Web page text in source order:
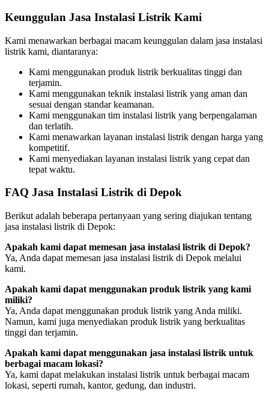
Keunggulan Jasa Instalasi Listrik Kami
Kami menawarkan berbagai macam keunggulan dalam jasa instalasi
listrik kami, diantaranya:
Kami menggunakan produk listrik berkualitas tinggi dan
terjamin.
Kami menggunakan teknik instalasi listrik yang aman dan
sesuai dengan standar keamanan.
Kami menggunakan tim instalasi listrik yang berpengalaman
dan terlatih.
Kami menawarkan layanan instalasi listrik dengan harga yang
kompetitif.
Kami menyediakan layanan instalasi listrik yang cepat dan
tepat waktu.
FAQ Jasa Instalasi Listrik di Depok
Berikut adalah beberapa pertanyaan yang sering diajukan tentang
jasa instalasi listrik di Depok:
Apakah kami dapat memesan jasa instalasi listrik di Depok?
Ya, Anda dapat memesan jasa instalasi listrik di Depok melalui
kami.
Apakah kami dapat menggunakan produk listrik yang kami
miliki?
Ya, Anda dapat menggunakan produk listrik yang Anda miliki.
Namun, kami juga menyediakan produk listrik yang berkualitas
tinggi dan terjamin.
Apakah kami dapat menggunakan jasa instalasi listrik untuk
berbagai macam lokasi?
Ya, kami dapat melakukan instalasi listrik untuk berbagai macam
lokasi, seperti rumah, kantor, gedung, dan industri.